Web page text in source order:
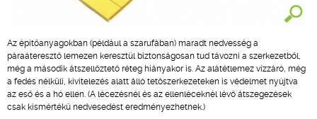
Az építőanyagokban (például a szarufában) maradt nedvesség a
páraáteresztő lemezen keresztül biztonságosan tud távozni a szerkezetből,
még a második átszellőztető réteg hiányakor is. Az alátétlemez vízzáró, még
a fedés nélküli, kivitelezés alatt álló tetőszerkezeteken is védelmet nyújtva
az eső és a hó ellen. (A lécezésnél és az ellenléceknél lévő átszegezések
csak kismértékű nedvesedést eredményezhetnek.)